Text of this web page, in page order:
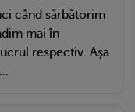
când sărbătorim
mai în
respectiv. Așa